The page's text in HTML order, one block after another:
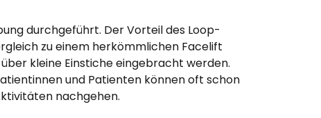
durchgeführt. Der Vorteil des Loop-
zu einem herkömmlichen Facelift
kleine Einstiche eingebracht werden.
und Patienten können oft schon
nachgehen.